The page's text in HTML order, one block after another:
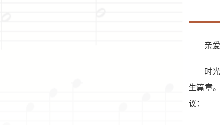
亲
时
生篇章
议：